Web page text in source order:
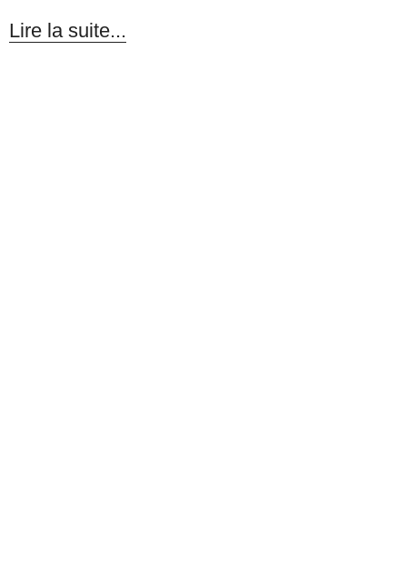
Lire la suite...